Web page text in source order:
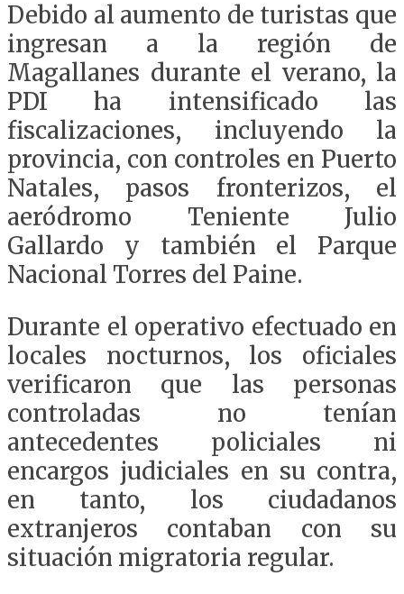
Debido al aumento de turistas que
ingresan a la región de
Magallanes durante el verano, la
PDI ha intensificado las
fiscalizaciones, incluyendo la
provincia, con controles en Puerto
Natales, pasos fronterizos, el
aeródromo Teniente Julio
Gallardo y también el Parque
Nacional Torres del Paine.
Durante el operativo efectuado en
locales nocturnos, los oficiales
verificaron que las personas
controladas no tenían
antecedentes policiales ni
encargos judiciales en su contra,
en tanto, los ciudadanos
extranjeros contaban con su
situación migratoria regular.